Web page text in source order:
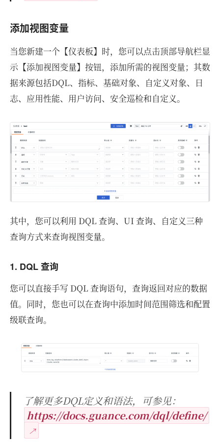
添加视图变量
当您新建一个【仪表板】时，您可以点击顶部导航栏显
示【添加视图变量】按钮，添加所需的视图变量；其数
据来源包括DQL、指标、基础对象、自定义对象、日
志、应用性能、用户访问、安全巡检和自定义。
其中，您可以利用 DQL 查询、UI 查询、自定义三种
查询方式来查询视图变量。
1. DQL 查询
您可以直接手写 DQL 查询语句，查询返回对应的数据
值。同时，您也可以在查询中添加时间范围筛选和配置
级联查询。
了解更多DQL定义和语法，可参见：
https://docs.guance.com/dql/define/